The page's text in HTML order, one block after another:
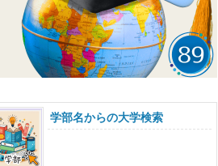
学部名からの大学検索